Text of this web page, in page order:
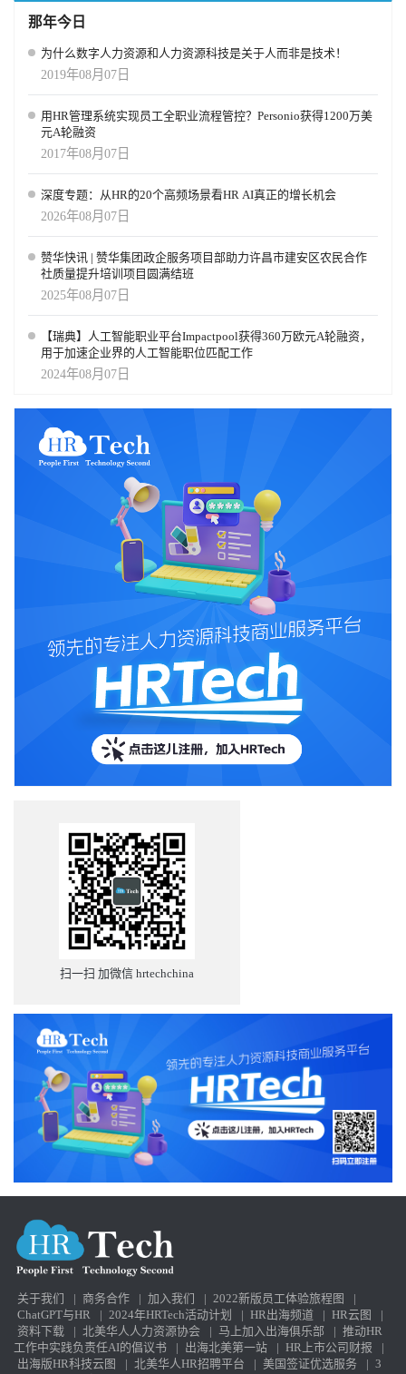
那年今日
为什么数字人力资源和人力资源科技是关于人而非是技术！
2019年08月07日
用HR管理系统实现员工全职业流程管控？Personio获得1200万美
元A轮融资
2017年08月07日
深度专题：从HR的20个高频场景看HR AI真正的增长机会
2026年08月07日
赞华快讯 | 赞华集团政企服务项目部助力许昌市建安区农民合作
社质量提升培训项目圆满结班
2025年08月07日
【瑞典】人工智能职业平台Impactpool获得360万欧元A轮融资，
用于加速企业界的人工智能职位匹配工作
2024年08月07日
扫一扫 加微信 hrtechchina
关于我们 | 商务合作 | 加入我们 | 2022新版员工体验旅程图
|
ChatGPT与HR
| 2024年HRTech活动计划 | HR出海频道 | HR云图
|
资料下载
| 北美华人人力资源协会 | 马上加入出海俱乐部 | 推动HR
工作中实践负责任AI的倡议书
| 出海北美第一站 | HR上市公司财报
|
出海版HR科技云图
| 北美华人HR招聘平台 | 美国签证优选服务 | 3